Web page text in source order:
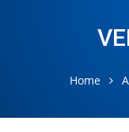
Home